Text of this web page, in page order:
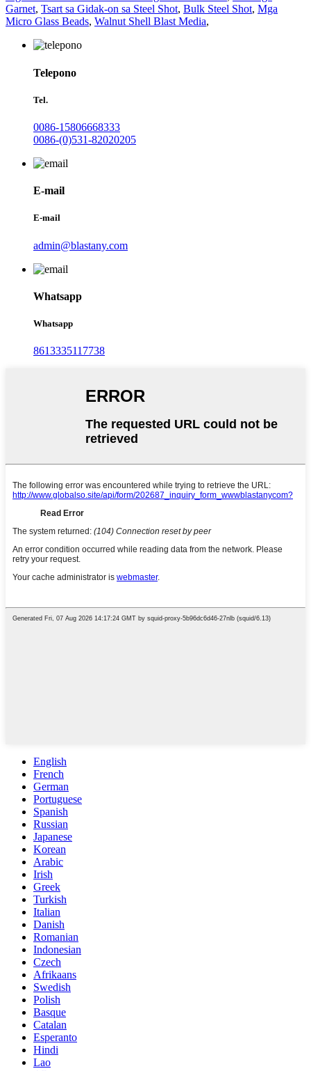
Garnet, Tsart sa Gidak-on sa Steel Shot, Bulk Steel Shot, Mga
Micro Glass Beads, Walnut Shell Blast Media,
Telepono
Tel.
0086-15806668333
0086-(0)531-82020205
E-mail
E-mail
admin@blastany.com
Whatsapp
Whatsapp
8613335117738
English
French
German
Portuguese
Spanish
Russian
Japanese
Korean
Arabic
Irish
Greek
Turkish
Italian
Danish
Romanian
Indonesian
Czech
Afrikaans
Swedish
Polish
Basque
Catalan
Esperanto
Hindi
Lao